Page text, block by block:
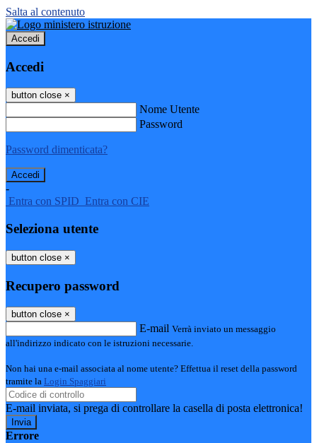
Salta al contenuto
Accedi
Accedi
button close ×
Nome Utente
Password
Password dimenticata?
-
Entra con SPID Entra con CIE
Seleziona utente
button close ×
Recupero password
button close ×
E-mail Verrà inviato un messaggio
all'indirizzo indicato con le istruzioni necessarie.
Non hai una e-mail associata al nome utente? Effettua il reset della password
tramite la Login Spaggiari
E-mail inviata, si prega di controllare la casella di posta elettronica!
Errore